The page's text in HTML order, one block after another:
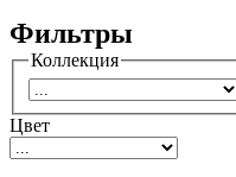
Фильтры
Коллекция
Цвет